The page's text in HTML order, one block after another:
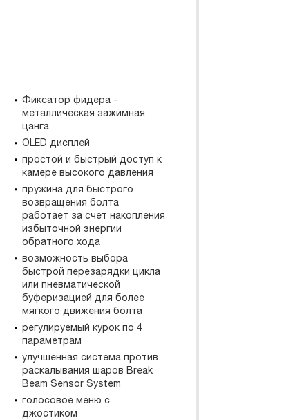
Фиксатор фидера -
металлическая зажимная
цанга
OLED дисплей
простой и быстрый доступ к
камере высокого давления
пружина для быстрого
возвращения болта
работает за счет накопления
избыточной энергии
обратного хода
возможность выбора
быстрой перезарядки цикла
или пневматической
буферизацией для более
мягкого движения болта
регулируемый курок по 4
параметрам
улучшенная система против
раскалывания шаров Break
Beam Sensor System
голосовое меню с
джостиком